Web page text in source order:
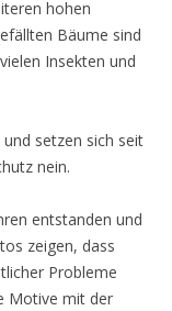
hohen
Bäume sind
Insekten und
setzen sich seit
nein.
entstanden und
zeigen, dass
Probleme
Motive mit der